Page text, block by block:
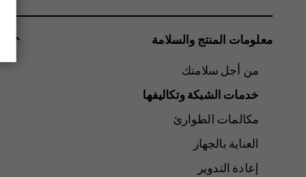
معلومات المنتج والسلامة
من أجل سلامتك
خدمات الشبكة وتكاليفها
مكالمات الطوارئ
العناية بالجهاز
إعادة التدوير